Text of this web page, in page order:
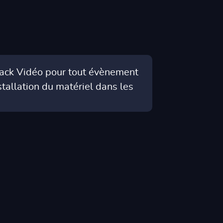
Vidéo pour tout évènement
du matériel dans les